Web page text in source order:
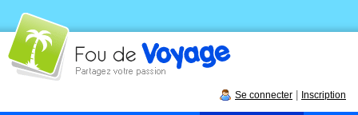
Fou devoyage
Se connecter Inscription